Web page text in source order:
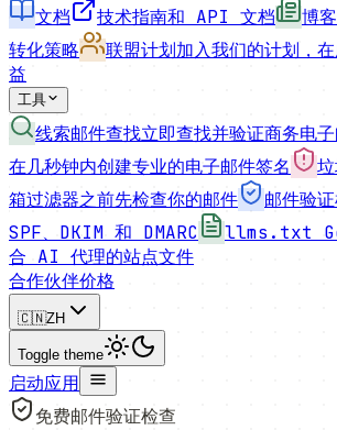
文档 技术指南和 API 文档 博客
转化策略
联盟计划加入我们的计划，
益
工具
线索邮件查找立即查找并验证商务电
在几秒钟内创建专业的电子邮件签名
箱过滤器之前先检查你的邮件
邮件验
SPF、DKIM 和 DMARC
llms.txt
合 AI 代理的站点文件
合作伙伴价格
🇨🇳ZH
Toggle theme
启动应用
免费邮件验证检查